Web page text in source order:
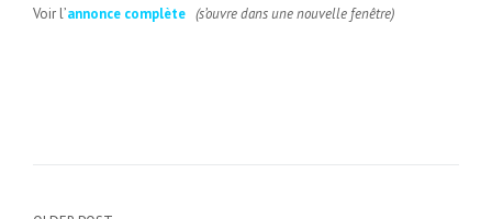
Voir l’annonce complète (s’ouvre dans une nouvelle fenêtre)